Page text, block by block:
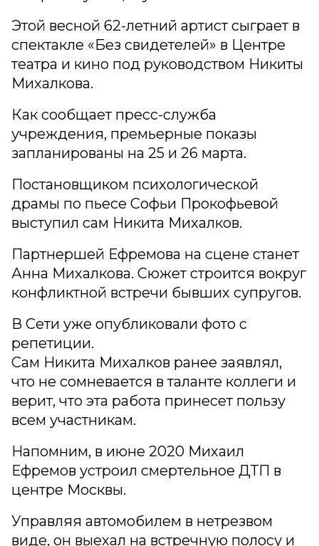
Этой весной 62-летний артист сыграет в
спектакле «Без свидетелей» в Центре
театра и кино под руководством Никиты
Михалкова.
Как сообщает пресс-служба
учреждения, премьерные показы
запланированы на 25 и 26 марта.
Постановщиком психологической
драмы по пьесе Софьи Прокофьевой
выступил сам Никита Михалков.
Партнершей Ефремова на сцене станет
Анна Михалкова. Сюжет строится вокруг
конфликтной встречи бывших супругов.
В Сети уже опубликовали фото с
репетиции.
Сам Никита Михалков ранее заявлял,
что не сомневается в таланте коллеги и
верит, что эта работа принесет пользу
всем участникам.
Напомним, в июне 2020 Михаил
Ефремов устроил смертельное ДТП в
центре Москвы.
Управляя автомобилем в нетрезвом
виде, он выехал на встречную полосу и